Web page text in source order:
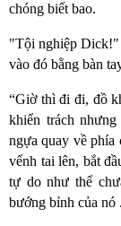
chóng biết bao.
"Tội nghiệp Dick!"
vào đó bằng bàn
“Giờ thì đi đi, đồ
khiển trách
ngựa quay về phía
vểnh tai lên, bắt
tự do như thể
bướng bỉnh của nó .